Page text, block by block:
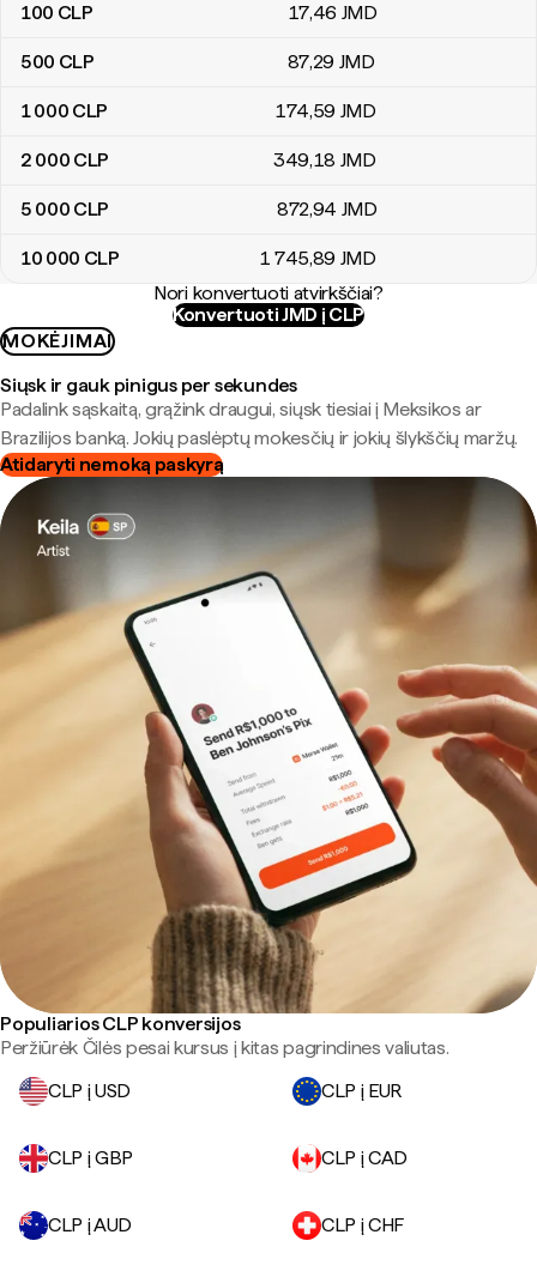
100 CLP 17,46 JMD
500 CLP 87,29 JMD
1 000 CLP 174,59 JMD
2 000 CLP 349,18 JMD
5 000 CLP 872,94 JMD
10 000 CLP 1 745,89 JMD
Nori konvertuoti atvirkščiai?
Konvertuoti JMD į CLP
MOKĖJIMAI
Siųsk ir gauk pinigus per sekundes
Padalink sąskaitą, grąžink draugui, siųsk tiesiai į Meksikos ar
Brazilijos banką. Jokių paslėptų mokesčių ir jokių šlykščių maržų.
Atidaryti nemoką paskyrą
Populiarios CLP konversijos
Peržiūrėk Čilės pesai kursus į kitas pagrindines valiutas.
CLP į USD
CLP į EUR
CLP į GBP CLP į CAD
CLP į AUD CLP į CHF